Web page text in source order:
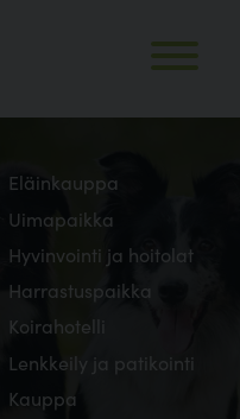
Eläinkauppa
Uimapaikka
Hyvinvointi ja hoitolat
Harrastuspaikka
Koirahotelli
Lenkkeily ja patikointi
Kauppa